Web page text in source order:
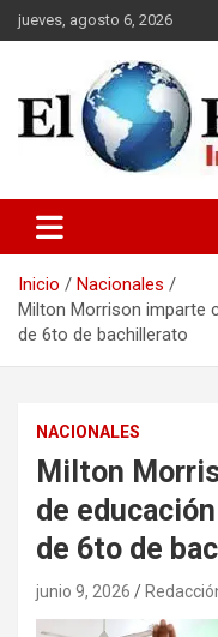
Saltar
al
jueves, agosto 6, 2026
Inicio
Nacionales
Milton Morrison imparte
de 6to de bachillerato
NACIONALES
Milton
de
de 6to de
junio 9, 2026